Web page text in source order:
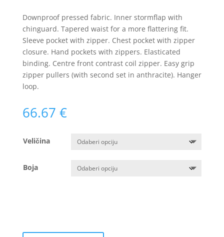
Downproof pressed fabric. Inner stormflap with
chinguard. Tapered waist for a more flattering fit.
Sleeve pocket with zipper. Chest pocket with zipper
closure. Hand pockets with zippers. Elasticated
binding. Centre front contrast coil zipper. Easy grip
zipper pullers (with second set in anthracite). Hanger
loop.
66.67 €
Veličina
Boja